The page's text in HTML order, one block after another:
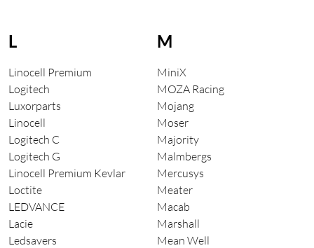
L
Linocell Premium
Logitech
Luxorparts
Linocell
Logitech C
Logitech G
Linocell Premium Kevlar
Loctite
LEDVANCE
Lacie
Ledsavers
M
MiniX
MOZA Racing
Mojang
Moser
Majority
Malmbergs
Mercusys
Meater
Macab
Marshall
Mean Well